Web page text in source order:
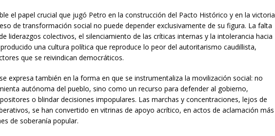
el papel crucial que jugó Petro en la construcción del Pacto Histórico y en la victoria
de transformación social no puede depender exclusivamente de su figura. La falta
liderazgos colectivos, el silenciamiento de las críticas internas y la intolerancia hacia
una cultura política que reproduce lo peor del autoritarismo caudillista,
que se reivindican democráticos.
expresa también en la forma en que se instrumentaliza la movilización social: no
autónoma del pueblo, sino como un recurso para defender al gobierno,
o blindar decisiones impopulares. Las marchas y concentraciones, lejos de
se han convertido en vitrinas de apoyo acrítico, en actos de aclamación más
de soberanía popular.